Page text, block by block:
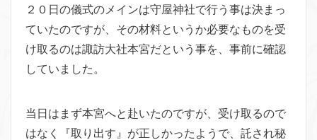
２０日の儀式のメインは守屋神社で行う事は決まっ
ていたのですが、その材料というか必要なものを受
け取るのは諏訪大社本宮だという事を、事前に確認
していました。
当日はまず本宮へと赴いたのですが、受け取るので
はなく『取り出す』が正しかったようで、託され秘